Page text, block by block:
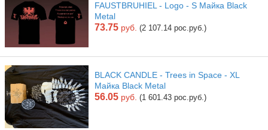
FAUSTBRUHIEL - Logo - S Майка Black
Metal
73.75 руб. (2 107.14 рос.руб.)
BLACK CANDLE - Trees in Space - XL
Майка Black Metal
56.05 руб. (1 601.43 рос.руб.)